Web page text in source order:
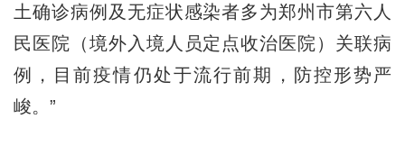
土确诊病例及无症状感染者多为郑州市第六人
民医院（境外入境人员定点收治医院）关联病
例，目前疫情仍处于流行前期，防控形势严
峻。”